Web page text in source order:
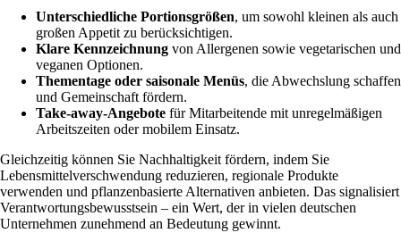
Unterschiedliche Portionsgrößen, um sowohl kleinen als auch
großen Appetit zu berücksichtigen.
Klare Kennzeichnung von Allergenen sowie vegetarischen und
veganen Optionen.
Thementage oder saisonale Menüs, die Abwechslung schaffen
und Gemeinschaft fördern.
Take-away-Angebote für Mitarbeitende mit unregelmäßigen
Arbeitszeiten oder mobilem Einsatz.
Gleichzeitig können Sie Nachhaltigkeit fördern, indem Sie
Lebensmittelverschwendung reduzieren, regionale Produkte
verwenden und pflanzenbasierte Alternativen anbieten. Das signalisiert
Verantwortungsbewusstsein – ein Wert, der in vielen deutschen
Unternehmen zunehmend an Bedeutung gewinnt.